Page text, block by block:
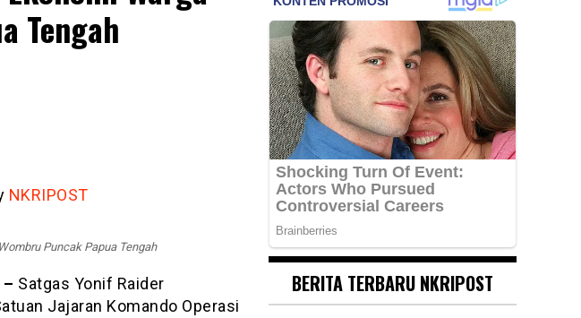
Tengah
NKRIPOST
Puncak Papua Tengah
– Satgas Yonif Raider
Jajaran Komando Operasi
BERITA TERBARU NKRIPOST